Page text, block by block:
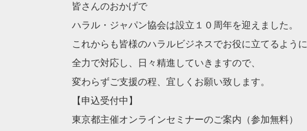
皆さんのおかげで
ハラル・ジャパン協会は設立１０周年を迎えました。
これからも皆様のハラルビジネスでお役に立てるように
全力で対応し、日々精進していきますので、
変わらずご支援の程、宜しくお願い致します。
【申込受付中】
東京都主催オンラインセミナーのご案内（参加無料）